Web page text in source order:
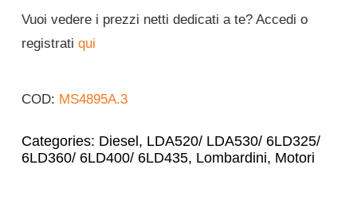
Vuoi vedere i prezzi netti dedicati a te? Accedi o
registrati qui
COD: MS4895A.3
Categories: Diesel, LDA520/ LDA530/ 6LD325/
6LD360/ 6LD400/ 6LD435, Lombardini, Motori